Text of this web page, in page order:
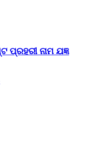
ପ୍ରହରୀ ନାମ ଯଜ୍ଞ